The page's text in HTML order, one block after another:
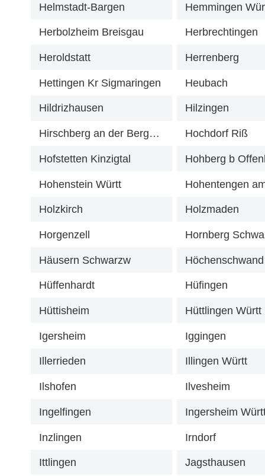
Helmstadt-Bargen Hemmingen
Herbolzheim Breisgau Herbrechtingen
Heroldstatt Herrenberg
Hettingen Kr Sigmaringen Heubach
Hildrizhausen Hilzingen
Hirschberg an der Bergstraße Hochdorf Riß
Hofstetten Kinzigtal Hohberg b
Hohenstein Württ
Holzkirch Holzmaden
Horgenzell
Häusern Schwarzw Höchenschwand
Hüffenhardt Hüfingen
Hüttisheim Hüttlingen Württ
Igersheim Iggingen
Illerrieden Illingen Württ
Ilshofen Ilvesheim
Ingelfingen Ingersheim
Inzlingen Irndorf
Ittlingen Jagsthausen